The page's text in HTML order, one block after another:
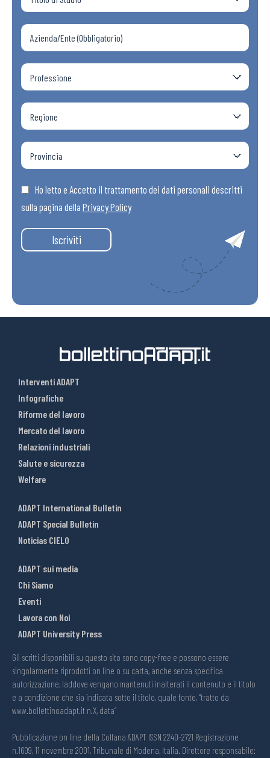
Ho letto e Accetto il trattamento dei dati personali descritti
sulla pagina della Privacy Policy
Iscriviti
Interventi ADAPT
Infografiche
Riforme del lavoro
Mercato del lavoro
Relazioni industriali
Salute e sicurezza
Welfare
ADAPT International Bulletin
ADAPT Special Bulletin
Noticias CIELO
ADAPT sui media
Chi Siamo
Eventi
Lavora con Noi
ADAPT University Press
Gli scritti disponibili su questo sito sono copy-free e possono essere
singolarmente riprodotti on line o su carta, anche senza specifica
autorizzazione, laddove vengano mantenuti inalterati il contenuto e il titolo
e a condizione che sia indicata sotto il titolo, quale fonte, “tratto da
www.bollettinoadapt.it n.X, data“
Pubblicazione on line della Collana ADAPT ISSN 2240-2721 Registrazione
n.1609, 11 novembre 2001, Tribunale di Modena, Italia. Direttore responsabile: